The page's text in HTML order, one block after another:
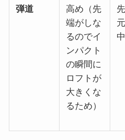
弾道
高め（先
端がしな
るのでイ
ンパクト
の瞬間に
ロフトが
大きくな
るため）